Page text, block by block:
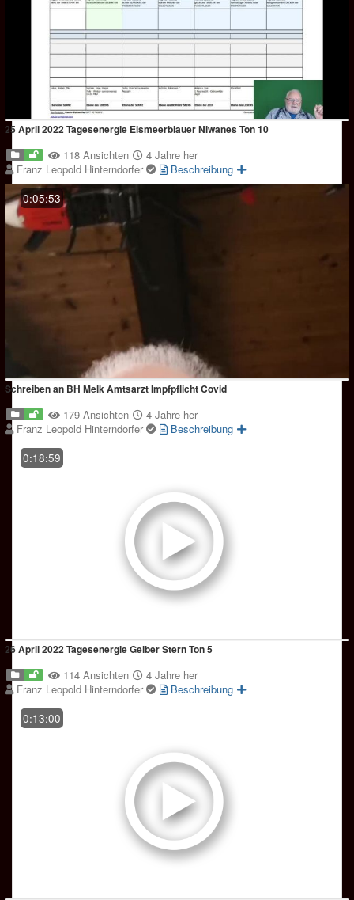
25 April 2022 Tagesenergie Eismeerblauer Niwanes Ton 10
118 Ansichten
4 Jahre her
Franz Leopold Hinterndorfer
Beschreibung
0:05:53
Schreiben an BH Melk Amtsarzt Impfpflicht Covid
179 Ansichten
4 Jahre her
Franz Leopold Hinterndorfer
Beschreibung
0:18:59
26 April 2022 Tagesenergie Gelber Stern Ton 5
114 Ansichten
4 Jahre her
Franz Leopold Hinterndorfer
Beschreibung
0:13:00